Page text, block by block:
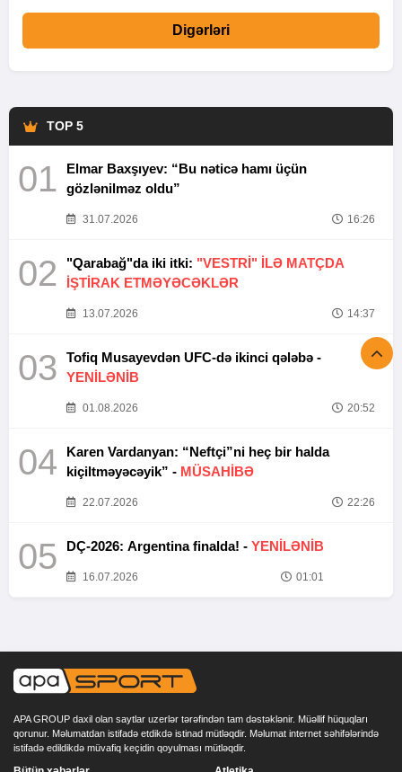
Digərləri
TOP 5
01
Elmar Baxşıyev: “Bu nəticə hamı üçün
gözlənilməz oldu”
31.07.2026 16:26
02 "Qarabağ"da iki itki: "VESTRİ" İLƏ MATÇDA
İŞTİRAK ETMƏYƏCƏKLƏR
13.07.2026 14:37
03
Tofiq Musayevdən UFC-də ikinci qələbə -
YENİLƏNİB
01.08.2026 20:52
04
Karen Vardanyan: “Neftçi”ni heç bir halda
kiçiltməyəcəyik” - MÜSAHİBƏ
22.07.2026 22:26
05 DÇ-2026: Argentina finalda! - YENİLƏNİB
16.07.2026 01:01
APA GROUP daxil olan saytlar uzerlər tərəfindən tam dəstəklənir. Müəllif hüquqları
qorunur. Məlumatdan istifadə etdikdə istinad mütləqdir. Məlumat internet səhifələrində
istifadə edildikdə müvafiq keçidin qoyulması mütləqdir.